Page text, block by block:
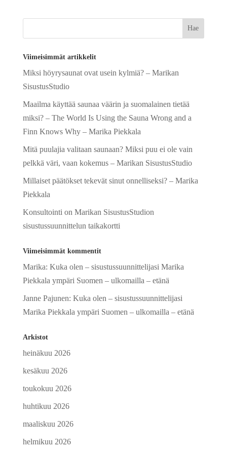
r
i
v
e
:
Viimeisimmät artikkelit
Miksi höyrysaunat ovat usein kylmiä? – Marikan
SisustusStudio
Maailma käyttää saunaa väärin ja suomalainen tietää
miksi? – The World Is Using the Sauna Wrong and a
Finn Knows Why – Marika Piekkala
Mitä puulajia valitaan saunaan? Miksi puu ei ole vain
pelkkä väri, vaan kokemus – Marikan SisustusStudio
Millaiset päätökset tekevät sinut onnelliseksi? – Marika
Piekkala
Konsultointi on Marikan SisustusStudion
sisustussuunnittelun taikakortti
Viimeisimmät kommentit
Marika: Kuka olen – sisustussuunnittelijasi Marika
Piekkala ympäri Suomen – ulkomailla – etänä
Janne Pajunen: Kuka olen – sisustussuunnittelijasi
Marika Piekkala ympäri Suomen – ulkomailla – etänä
Arkistot
heinäkuu 2026
kesäkuu 2026
toukokuu 2026
huhtikuu 2026
maaliskuu 2026
helmikuu 2026